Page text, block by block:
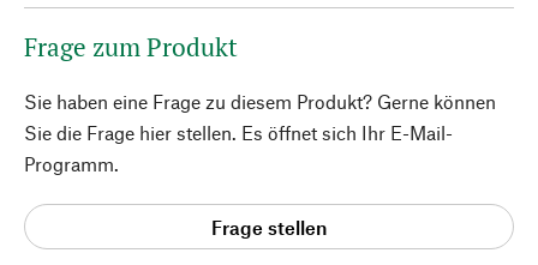
Frage zum Produkt
Sie haben eine Frage zu diesem Produkt? Gerne können
Sie die Frage hier stellen. Es öffnet sich Ihr E-Mail-
Programm.
Frage stellen